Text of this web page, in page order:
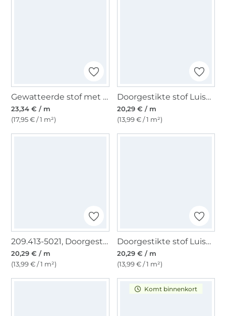
Gewatteerde stof met imitatiebont denim, donkerblauw
23,34 € / m
(17,95 € / 1 m²)
Doorgestikte stof Luisa, zwart
20,29 € / m
(13,99 € / 1 m²)
209.413-5021, Doorgestikte stof Luisa, bordeauxrood
20,29 € / m
(13,99 € / 1 m²)
Doorgestikte stof Luisa, zandkleurig
20,29 € / m
(13,99 € / 1 m²)
Komt binnenkort